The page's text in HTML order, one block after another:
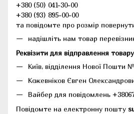
+380 (50) 041-30-00
+380 (93) 895-00-00
та повідомте про розмір
надішліть нам товар
Реквізити для відправлення
Київ, відділення Нової Пошти
Кожевніков Євген
Вайбер для повідомлень
Повідомте на електронну пошту